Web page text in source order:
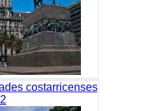
costarricenses